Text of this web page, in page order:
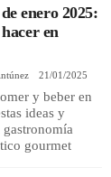
enero 2025:
en
21/01/2025
y beber en
ideas y
gourmet